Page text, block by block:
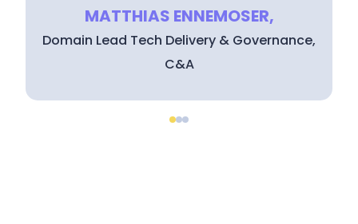
MATTHIAS ENNEMOSER,
Domain Lead Tech Delivery & Governance,
C&A